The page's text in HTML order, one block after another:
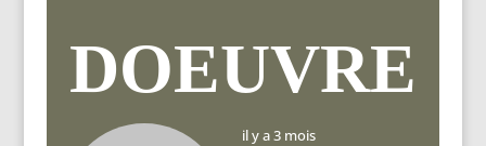
DOEUVRE
il y a 3 mois